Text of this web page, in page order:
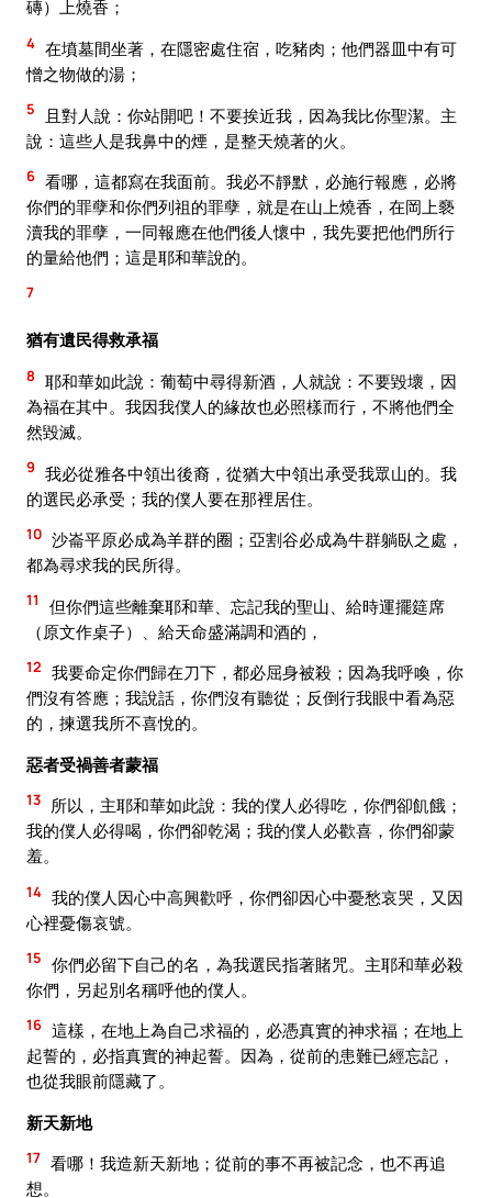
磚）上燒香；
4 在墳墓間坐著，在隱密處住宿，吃豬肉；他們器皿中有可
憎之物做的湯；
5
且對人說：你站開吧！不要挨近我，因為我比你聖潔。主
說：這些人是我鼻中的煙，是整天燒著的火。
6 看哪，這都寫在我面前。我必不靜默，必施行報應，必將
你們的罪孽和你們列祖的罪孽，就是在山上燒香，在岡上褻
瀆我的罪孽，一同報應在他們後人懷中，我先要把他們所行
的量給他們；這是耶和華說的。
7
猶有遺民得救承福
8 耶和華如此說：葡萄中尋得新酒，人就說：不要毀壞，因
為福在其中。我因我僕人的緣故也必照樣而行，不將他們全
然毀滅。
9 我必從雅各中領出後裔，從猶大中領出承受我眾山的。我
的選民必承受；我的僕人要在那裡居住。
10 沙崙平原必成為羊群的圈；亞割谷必成為牛群躺臥之處，
都為尋求我的民所得。
11
但你們這些離棄耶和華、忘記我的聖山、給時運擺筵席
（原文作桌子）、給天命盛滿調和酒的，
12 我要命定你們歸在刀下，都必屈身被殺；因為我呼喚，你
們沒有答應；我說話，你們沒有聽從；反倒行我眼中看為惡
的，揀選我所不喜悅的。
惡者受禍善者蒙福
13 所以，主耶和華如此說：我的僕人必得吃，你們卻飢餓；
我的僕人必得喝，你們卻乾渴；我的僕人必歡喜，你們卻蒙
羞。
14 我的僕人因心中高興歡呼，你們卻因心中憂愁哀哭，又因
心裡憂傷哀號。
15 你們必留下自己的名，為我選民指著賭咒。主耶和華必殺
你們，另起別名稱呼他的僕人。
16 這樣，在地上為自己求福的，必憑真實的神求福；在地上
起誓的，必指真實的神起誓。因為，從前的患難已經忘記，
也從我眼前隱藏了。
新天新地
17 看哪！我造新天新地；從前的事不再被記念，也不再追
想。